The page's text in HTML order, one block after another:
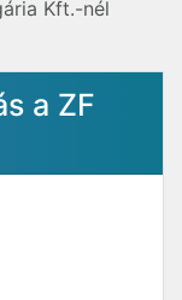
Kft.-nél
a ZF